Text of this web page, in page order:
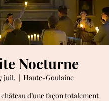
Nocturne
juil.
  |
Haute-Goulaine
d’une façon totalement